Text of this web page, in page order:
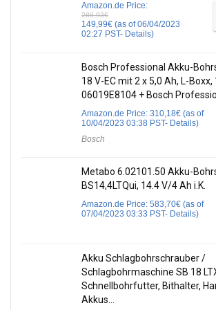
Amazon.de Price:
286,93€
149,99€ (as of 06/04/2023
02:27 PST- Details)
Bosch Professional Akku-
18 V-EC mit 2 x 5,0 Ah, L-Boxx,
06019E8104 + Bosch
Amazon.de Price: 310,18€ (as of
10/04/2023 03:38 PST- Details)
Bosch
Metabo 6.02101.50 Akku-
BS14,4LTQui, 14.4 V/4 Ah i.K.
Amazon.de Price: 583,70€ (as of
07/04/2023 03:33 PST- Details)
Akku Schlagbohrschrauber /
Schlagbohrmaschine SB 18
Schnellbohrfutter, Bithalter,
Akkus…